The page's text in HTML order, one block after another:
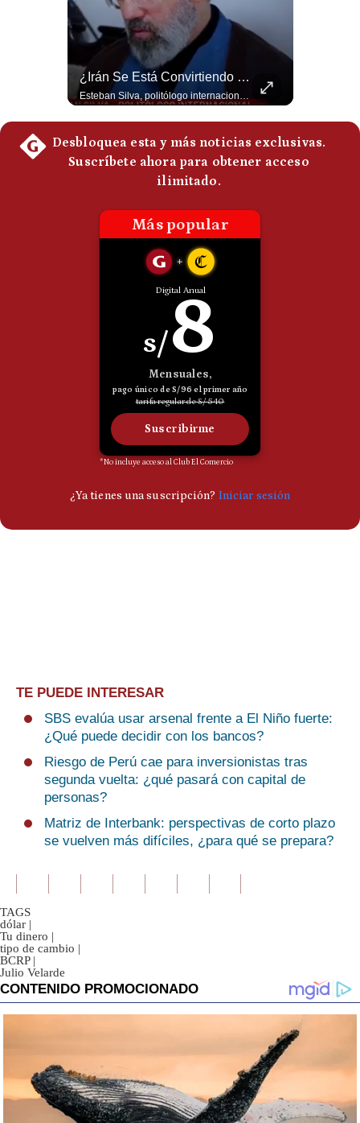
Privacidad
Frecuentes
¿Irán Se Está Convirtiendo En Un Régimen Militar? | #radar24
TE PUEDE INTERESAR
SBS evalúa usar arsenal frente a El Niño fuerte:
¿Qué puede decidir con los bancos?
Riesgo de Perú cae para inversionistas tras
segunda vuelta: ¿qué pasará con capital de
personas?
Matriz de Interbank: perspectivas de corto plazo
se vuelven más difíciles, ¿para qué se prepara?
TAGS
dólar |
Tu dinero |
tipo de cambio |
BCRP |
Julio Velarde